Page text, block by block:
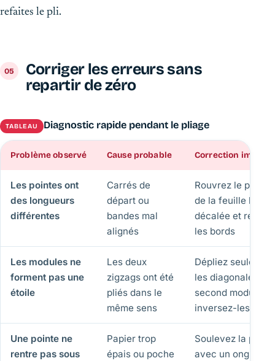
refaites le pli.
Corriger les erreurs sans
repartir de zéro
TABLEAU Diagnostic rapide pendant le pliage
Problème observé Cause probable Correction
Les pointes ont
des longueurs
différentes
Carrés de
départ ou
bandes mal
alignés
Rouvrez le pli
de la feuille la
décalée et
les bords
Les modules ne
forment pas une
étoile
Les deux
zigzags ont été
pliés dans le
même sens
Dépliez
les diagonales du
second module et
inversez-les
Une pointe ne
rentre pas sous
Papier trop
épais ou poche
Soulevez la
avec un ongle et